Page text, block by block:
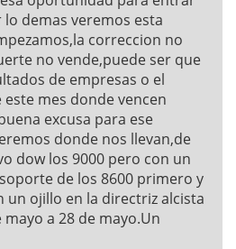
demas veremos esta
correccion no
no vende,puede ser que
de empresas o el
mes donde vencen
excusa para ese
donde nos llevan,de
dow los 9000 pero con un
de los 8600 primero y
un ojillo en la directriz alcista
a 28 de mayo.Un